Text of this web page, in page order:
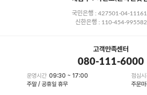
국민은행 : 427501-04-
신한은행 : 110-454-995582
고객만족센터
080-111-6000
운영시간 09:30 ~ 17:00
주말 / 공휴일 휴무
점심시
주문